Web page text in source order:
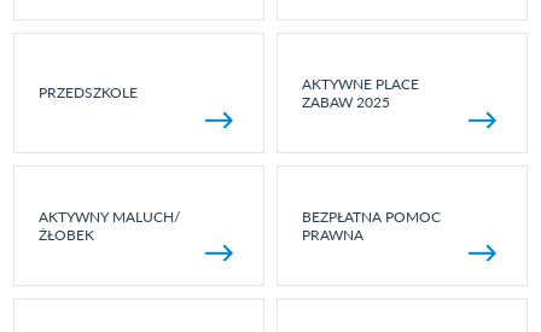
PRZEDSZKOLE
AKTYWNE PLACE
ZABAW 2025
AKTYWNY MALUCH/
ŻŁOBEK
BEZPŁATNA POMOC
PRAWNA